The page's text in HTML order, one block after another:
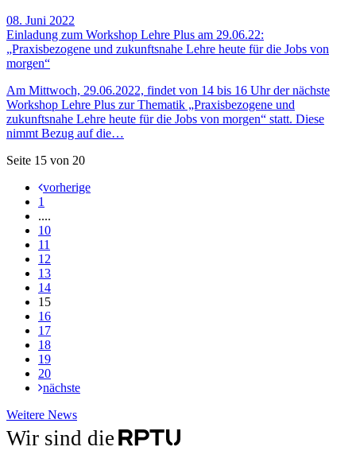
08. Juni 2022
Einladung zum Workshop Lehre Plus am 29.06.22:
„Praxisbezogene und zukunftsnahe Lehre heute für die Jobs von
morgen“
Am Mittwoch, 29.06.2022, findet von 14 bis 16 Uhr der nächste
Workshop Lehre Plus zur Thematik „Praxisbezogene und
zukunftsnahe Lehre heute für die Jobs von morgen“ statt. Diese
nimmt Bezug auf die…
Seite 15 von 20
vorherige
1
....
10
11
12
13
14
15
16
17
18
19
20
nächste
Weitere NewsWeitere
News
Wir sind die